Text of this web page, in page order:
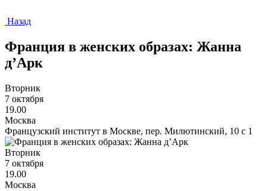
Назад
Франция в женских образах: Жанна
д’Арк
Вторник
7 октября
19.00
Москва
Французский институт в Москве, пер. Милютинский, 10 с 1
Вторник
7 октября
19.00
Москва